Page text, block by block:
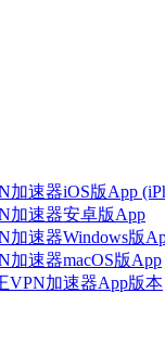
加速器iOS版App
加速器安卓版App
加速器Windows版
加速器macOS版App
VPN加速器App版本